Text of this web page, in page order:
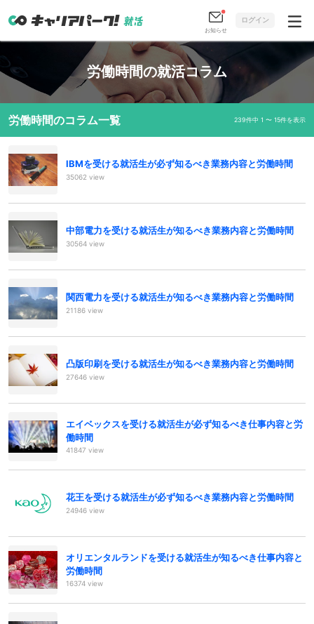
お知らせ
ログイン
労働時間の就活コラム
労働時間のコラム一覧 239件中 1 〜 15件を表示
IBMを受ける就活生が必ず知るべき業務内容と労働時間
35062 view
中部電力を受ける就活生が知るべき業務内容と労働時間
30564 view
関西電力を受ける就活生が知るべき業務内容と労働時間
21186 view
凸版印刷を受ける就活生が知るべき業務内容と労働時間
27646 view
エイベックスを受ける就活生が必ず知るべき仕事内容と労
働時間
41847 view
花王を受ける就活生が必ず知るべき業務内容と労働時間
24946 view
オリエンタルランドを受ける就活生が知るべき仕事内容と
労働時間
16374 view